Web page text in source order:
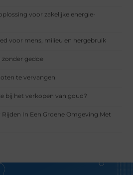
voor zakelijke energie-
voor mens, milieu en hergebruik
zonder gedoe
te vervangen
bij het verkopen van goud?
In Een Groene Omgeving Met